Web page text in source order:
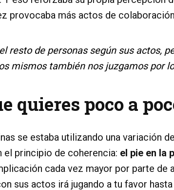
provocaba más actos de
resto de personas según sus actos,
mismos también nos juzgamos por
quieres poco a
se estaba utilizando una variación
el principio de coherencia: el pie en la
cada vez mayor por parte de
sus actos irá jugando a tu favor